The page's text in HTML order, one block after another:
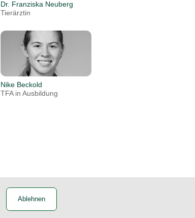
Dr. Franziska Neuberg
Tierärztin
Nike Beckold
TFA in Ausbildung
Ablehnen